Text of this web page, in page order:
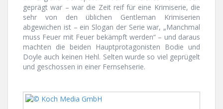
geprägt war – war die Zeit reif für eine Krimiserie, die
sehr von den üblichen Gentleman Krimiserien
abgewichen ist – ein Slogan der Serie war, „Manchmal
muss Feuer mit Feuer bekämpft werden“ – und daraus
machten die beiden Hauptprotagonisten Bodie und
Doyle auch keinen Hehl. Selten wurde so viel geprügelt
und geschossen in einer Fernsehserie.